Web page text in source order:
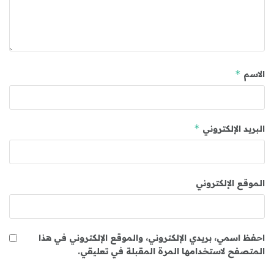
الاسم *
البريد الإلكتروني *
الموقع الإلكتروني
احفظ اسمي، بريدي الإلكتروني، والموقع الإلكتروني في هذا
المتصفح لاستخدامها المرة المقبلة في تعليقي.